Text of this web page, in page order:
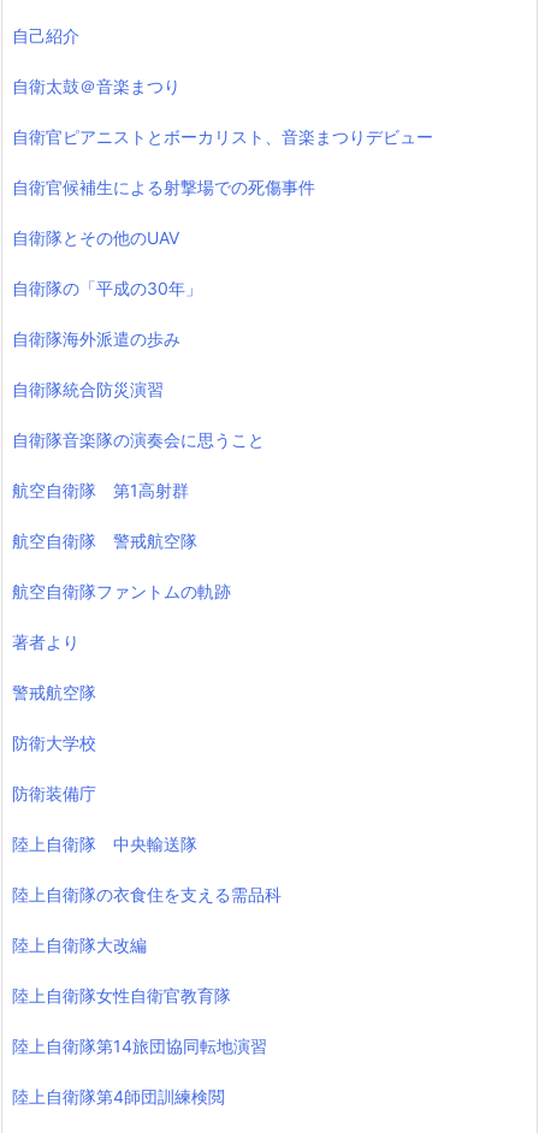
自己紹介
自衛太鼓＠音楽まつり
自衛官ピアニストとボーカリスト、音楽まつりデビュー
自衛官候補生による射撃場での死傷事件
自衛隊とその他のUAV
自衛隊の「平成の30年」
自衛隊海外派遣の歩み
自衛隊統合防災演習
自衛隊音楽隊の演奏会に思うこと
航空自衛隊 第1高射群
航空自衛隊 警戒航空隊
航空自衛隊ファントムの軌跡
著者より
警戒航空隊
防衛大学校
防衛装備庁
陸上自衛隊 中央輸送隊
陸上自衛隊の衣食住を支える需品科
陸上自衛隊大改編
陸上自衛隊女性自衛官教育隊
陸上自衛隊第14旅団協同転地演習
陸上自衛隊第4師団訓練検閲